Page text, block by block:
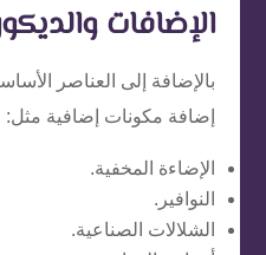
الإضافات
بالإضافة إلى العناصر
إضافة مكونات إضافية مثل:
الإضاءة المخفية.
النوافير.
الشلالات الصناعية.